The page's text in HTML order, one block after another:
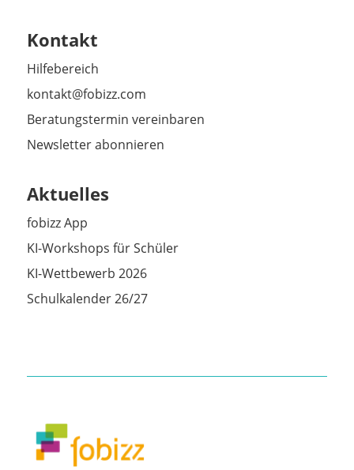
Kontakt
Hilfebereich
kontakt@fobizz.com
Beratungstermin vereinbaren
Newsletter abonnieren
Aktuelles
fobizz App
KI-Workshops für Schüler
KI-Wettbewerb 2026
Schulkalender 26/27